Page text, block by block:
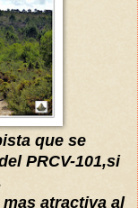
que se
PRCV-101,si
mas atractiva al